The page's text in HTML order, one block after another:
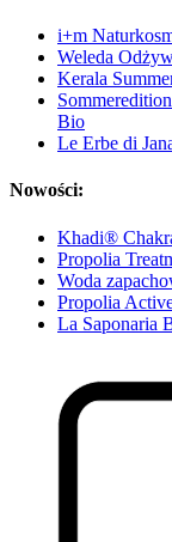
i+m
Weleda
Kerala
Bio
Le Erbe di
Nowości:
Khadi®
Propolia
Woda
Propolia
La Saponaria